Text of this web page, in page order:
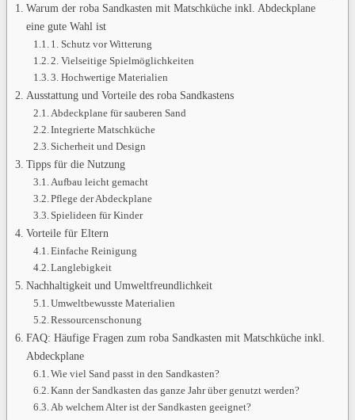
Warum der roba Sandkasten mit Matschküche inkl. Abdeckplane
eine gute Wahl ist
1. Schutz vor Witterung
2. Vielseitige Spielmöglichkeiten
3. Hochwertige Materialien
Ausstattung und Vorteile des roba Sandkastens
Abdeckplane für sauberen Sand
Integrierte Matschküche
Sicherheit und Design
Tipps für die Nutzung
Aufbau leicht gemacht
Pflege der Abdeckplane
Spielideen für Kinder
Vorteile für Eltern
Einfache Reinigung
Langlebigkeit
Nachhaltigkeit und Umweltfreundlichkeit
Umweltbewusste Materialien
Ressourcenschonung
FAQ: Häufige Fragen zum roba Sandkasten mit Matschküche inkl.
Abdeckplane
Wie viel Sand passt in den Sandkasten?
Kann der Sandkasten das ganze Jahr über genutzt werden?
Ab welchem Alter ist der Sandkasten geeignet?